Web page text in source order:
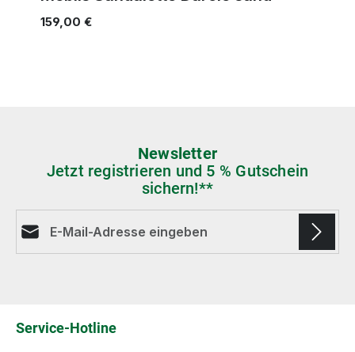
159,00 €
Newsletter
Jetzt registrieren und 5 % Gutschein
sichern!**
Service-Hotline